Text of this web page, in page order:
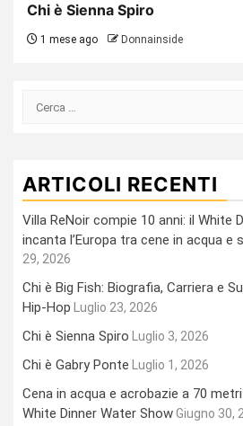
Chi è Sienna Spiro
1 mese ago Donnainside
Ricerca
ARTICOLI RECENTI
Villa ReNoir compie 10 anni: il White
incanta l’Europa tra cene in acqua e
29, 2026
Chi è Big Fish: Biografia, Carriera e
Hip-Hop Luglio 23, 2026
Chi è Sienna Spiro Luglio 3, 2026
Chi è Gabry Ponte Luglio 1, 2026
Cena in acqua e acrobazie a 70
White Dinner Water ShowGiugno 30,